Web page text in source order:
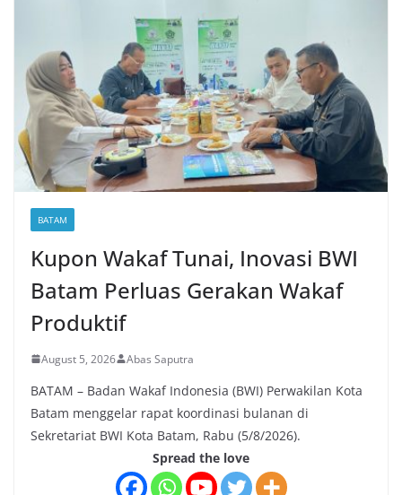
BATAM
Kupon Wakaf Tunai, Inovasi BWI
Batam Perluas Gerakan Wakaf
Produktif
August 5, 2026 Abas Saputra
BATAM – Badan Wakaf Indonesia (BWI) Perwakilan Kota
Batam menggelar rapat koordinasi bulanan di
Sekretariat BWI Kota Batam, Rabu (5/8/2026).
Spread the love